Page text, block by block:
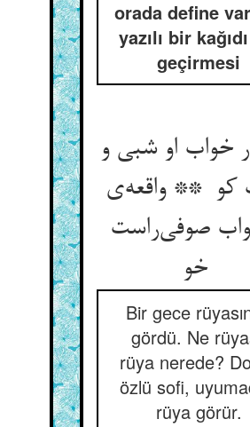
orada define
yazılı bir
geçirmesi
خواب او شبی و
کو ** واقعه‌ی
صوفی‌راست
Bir gece
gördü. Ne
rüya nerede?
özlü sofi,
rüya görür.